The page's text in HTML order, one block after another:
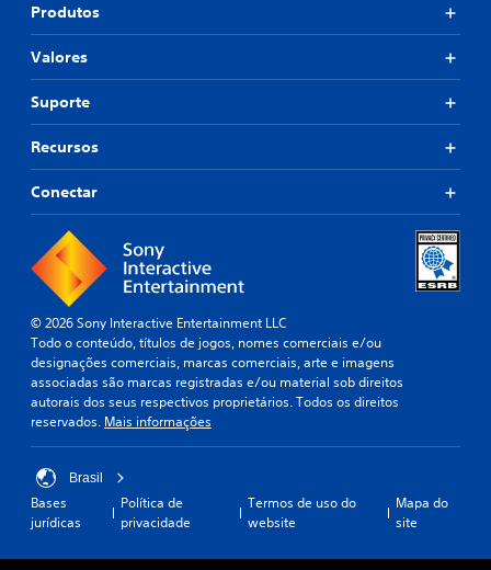
Produtos
Valores
Suporte
Recursos
Conectar
© 2026 Sony Interactive Entertainment LLC
Todo o conteúdo, títulos de jogos, nomes comerciais e/ou
designações comerciais, marcas comerciais, arte e imagens
associadas são marcas registradas e/ou material sob direitos
autorais dos seus respectivos proprietários. Todos os direitos
reservados. Mais informações
Brasil
Bases
jurídicas
Política de
privacidade
Termos de uso do
website
Mapa do
site